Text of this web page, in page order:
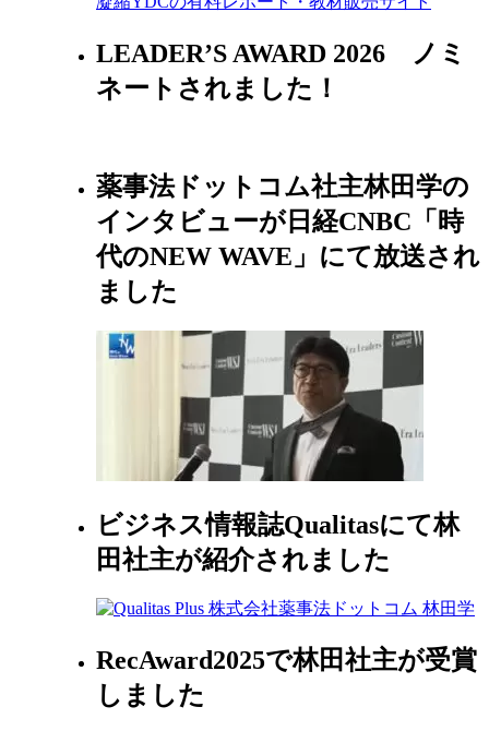
LEADER’S AWARD 2026 ノミ
ネートされました！
薬事法ドットコム社主林田学の
インタビューが日経CNBC「時
代のNEW WAVE」にて放送され
ました
ビジネス情報誌Qualitasにて林
田社主が紹介されました
RecAward2025で林田社主が受賞
しました